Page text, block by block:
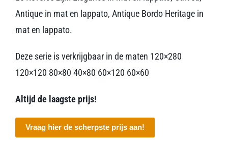
Antique in mat en lappato, Antique Bordo Heritage in
mat en lappato.
Deze serie is verkrijgbaar in de maten 120×280
120×120 80×80 40×80 60×120 60×60
Altijd de laagste prijs!
Vraag hier de scherpste prijs aan!